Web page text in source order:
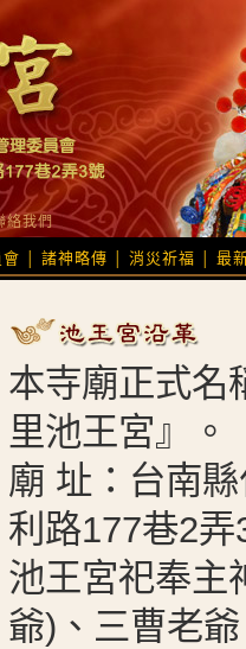
絡我們
諸神略傳 消災祈福 最
本寺廟正式名
里池王宮』。
廟 址：台南
利路177巷2弄
池王宮祀奉主
爺)、三曹老